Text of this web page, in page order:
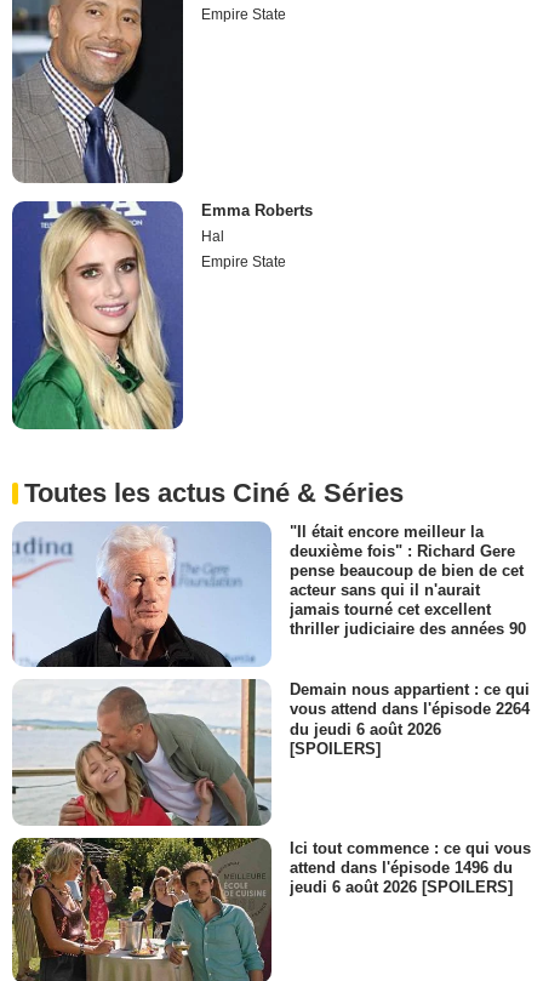
Empire State
Emma Roberts
Hal
Empire State
Toutes les actus Ciné & Séries
"Il était encore meilleur la
deuxième fois" : Richard Gere
pense beaucoup de bien de cet
acteur sans qui il n'aurait
jamais tourné cet excellent
thriller judiciaire des années 90
Demain nous appartient : ce qui
vous attend dans l'épisode 2264
du jeudi 6 août 2026
[SPOILERS]
Ici tout commence : ce qui vous
attend dans l'épisode 1496 du
jeudi 6 août 2026 [SPOILERS]